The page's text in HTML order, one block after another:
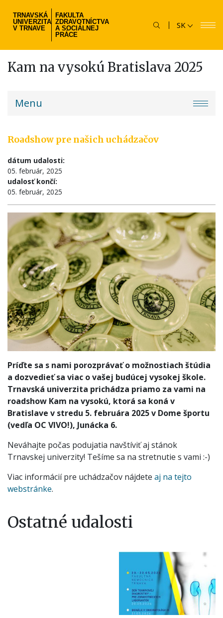
hlavný
TRNAVSKÁ
UNIVERZITA
V TRNAVE
FAKULTA
ZDRAVOTNÍCTVA
A SOCIÁLNEJ
PRÁCE
SK
Kam na vysokú Bratislava 2025
fzsp-
Menu
Príďte sa s nami porozprávať o možnostiach štúdia
a dozvedieť sa viac o vašej budúcej vysokej škole.
Trnavská univerzita prichádza priamo za vami na
roadshow Kam na vysokú, ktorá sa koná v
Bratislave v stredu 5. februára 2025 v Dome športu
(vedľa OC VIVO!), Junácka 6.
Neváhajte počas podujatia navštíviť aj stánok
Trnavskej univerzity! Tešíme sa na stretnutie s vami :-)
Viac informácií pre uchádzačov nájdete aj na tejto
webstránke.
Roadshow pre našich uchádzačov
dátum udalosti:
05. február, 2025
udalosť končí:
05. február, 2025
Ostatné udalosti